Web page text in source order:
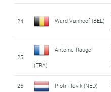
24 Ward Vanhoof (BEL)
25
Antoine Raugel
(FRA)
26 Piotr Havik (NED)